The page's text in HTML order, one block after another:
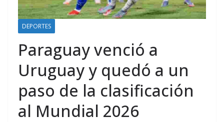
DEPORTES
Paraguay venció a
Uruguay y quedó a un
paso de la clasificación
al Mundial 2026